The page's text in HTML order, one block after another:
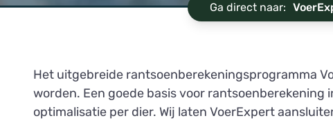
Ga direct naar:
Het uitgebreide rantsoenberekeningsprogramma
worden. Een goede basis voor
optimalisatie per dier. Wij laten VoerExpert